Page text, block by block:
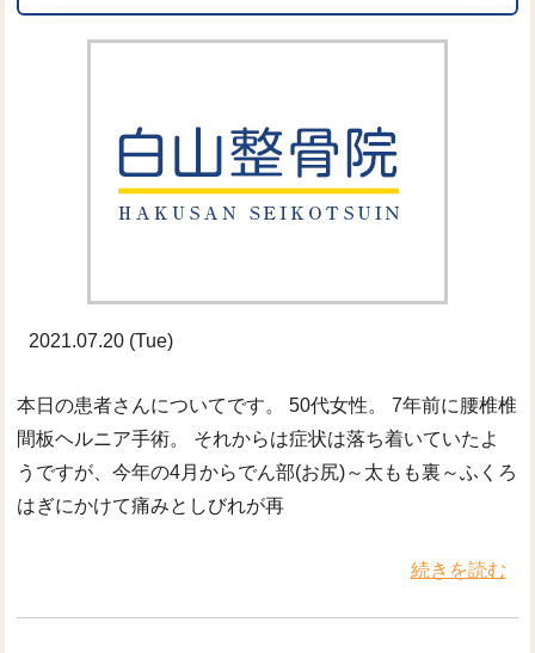
2021.07.20 (Tue)
本日の患者さんについてです。 50代女性。 7年前に腰椎椎
間板ヘルニア手術。 それからは症状は落ち着いていたよ
うですが、今年の4月からでん部(お尻)～太もも裏～ふくろ
はぎにかけて痛みとしびれが再
続きを読む